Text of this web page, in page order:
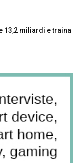
13,2 miliardi e traina